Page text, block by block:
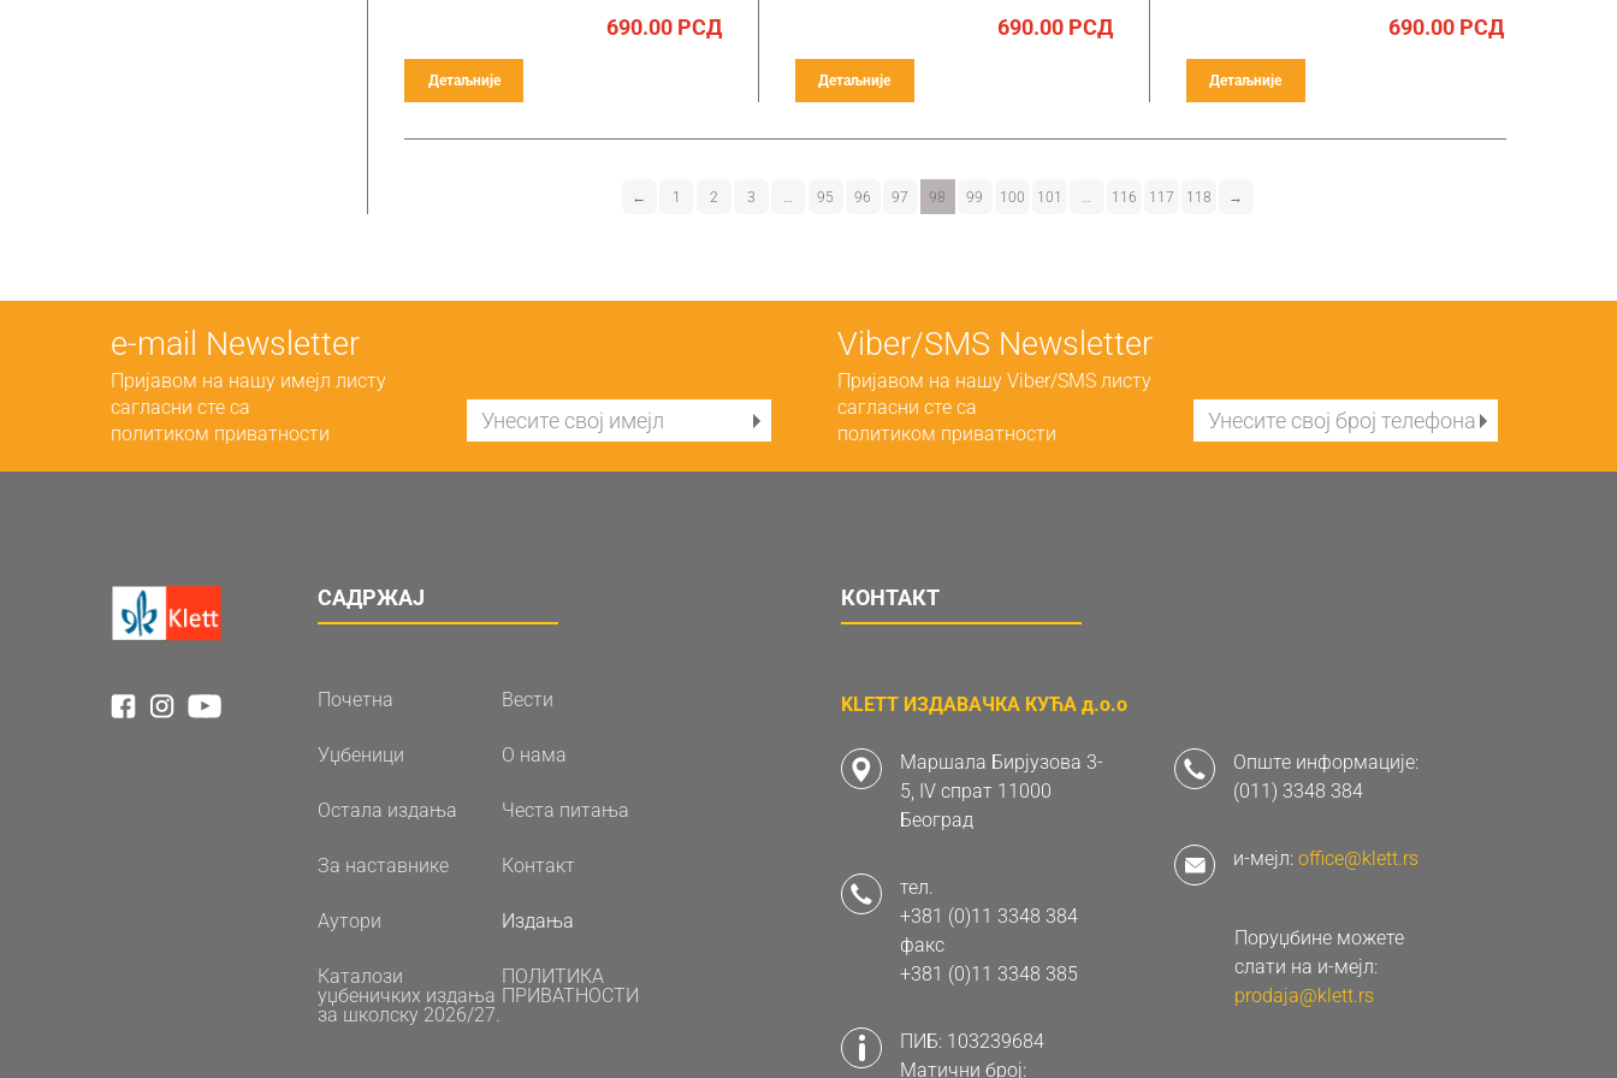
690.00РСД
Детаљније
690.00РСД
Детаљније
690.00РСД
Детаљније
← 1 2 3 … 95 96 97 98 99 100 101 … 116 117 118 →
е-mail Newsletter
Пријавом на нашу имејл листу
сагласни сте са
политиком приватности
Viber/SMS Newsletter
Пријавом на нашу Viber/SMS листу
сагласни сте са
политиком приватности
САДРЖАЈ
Почетна Вести
Уџбеници О нама
Остала издања Честа питања
За наставнике Контакт
Аутори Издања
Каталози
уџбеничких издања
за школску 2026/27.
ПОЛИТИКА
ПРИВАТНОСТИ
КОНТАКТ
KLETT ИЗДАВАЧКА КУЋА д.о.о
Маршала Бирјузова 3-
5, IV спрат 11000
Београд
тел.
+381 (0)11 3348 384
факс
+381 (0)11 3348 385
ПИБ: 103239684
Матични број:
Опште информације:
(011) 3348 384
и-мејл: office@klett.rs
Поруџбине можете
слати на и-мејл:
prodaja@klett.rs